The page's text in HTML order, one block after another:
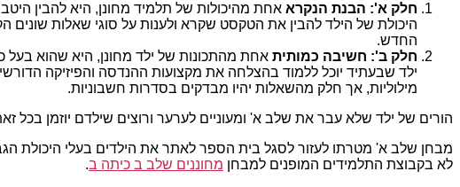
חלק א': הבנת הנקרא אחת מהיכולות של תלמיד מחונן, היא להבין
היכולת של הילד להבין את הטקסט שקרא ולענות על סוגי שאלות
החדש.
חלק ב': חשיבה כמותית אחת מהתכונות של ילד מחונן, היא שהוא בעל
ילד שבעתיד יוכל ללמוד בהצלחה את מקצועות ההנדסה והפיזיקה
מילוליות, אך חלק מהשאלות יהיו מבדקים בסדרות חשבוניות.
הורים של ילד שלא עבר את שלב א' ומעוניים לערער ורוצים שילדם יוזמן
מבחן שלב א' מטרתו לעזור לסגל בית הספר לאתר את הילדים בעלי היכולת
לא בקבוצת התלמידים המופנים למבחן מחוננים שלב ב כיתה ב.